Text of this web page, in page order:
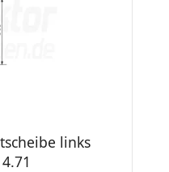
links